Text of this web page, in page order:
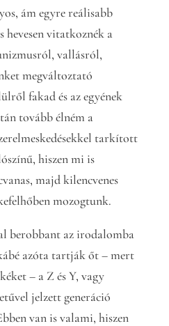
ám egyre reálisabb
hevesen vitatkoznék a
vallásról,
megváltoztató
fakad és az egyének
tovább élném a
tarkított
hiszen mi is
majd kilencvenes
mozogtunk.
berobbant az irodalomba
azóta tartják őt – mert
– a Z és Y, vagy
jelzett generáció
van is valami, hiszen